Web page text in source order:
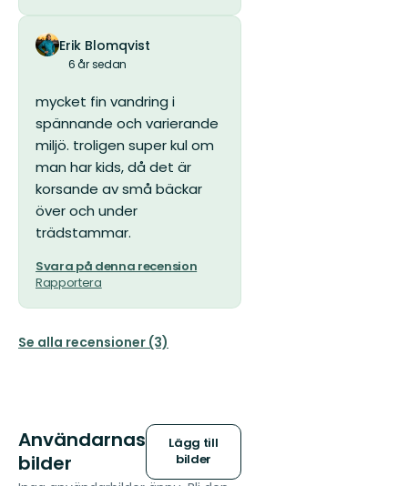
Erik Blomqvist
6 år sedan
mycket fin vandring i
spännande och varierande
miljö. troligen super kul om
man har kids, då det är
korsande av små bäckar
över och under
trädstammar.
Svara på denna recension
Rapportera
Se alla recensioner (3)
Användarnas
bilder
Lägg till
bilder